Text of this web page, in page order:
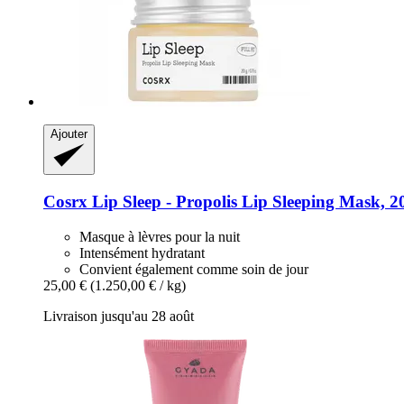
Ajouter
Cosrx Lip Sleep -​ Propolis Lip Sleeping Mask,
Masque à lèvres pour la nuit
Intensément hydratant
Convient également comme soin de jour
25,00 € (1.250,00 € / kg)
Livraison jusqu'au 28 août